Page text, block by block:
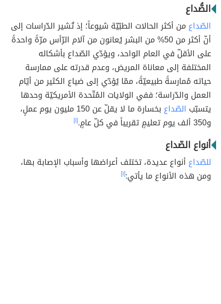
الصُّداع
الصّداع من أكثر الحالات الطبّيّة شيوعاً؛ إذ تُشير الدّراسات إلى
أنّ أكثر من 50% من البشر يُعانون من آلام الرّأس مرّةً واحدةً
على الأقلّ في العام الواحد، ويؤدّي الصّداع بأشكاله
المختلفة إلى معاناة المريض، وعدم قدرته على ممارسة
حياته مُمارسةً طبيعيّةً، ممّا يُؤدّي إلى ضياع الكثير من أيّام
العمل والدّراسة؛ ففي الولايات المُتّحدة الأمريكيّة وحدها
يتسبّب الصّداع
بخسارة ما لا يقلّ عن 150 مليون يوم عملٍ،
و350 ألف يوم تعليمٍ تقريباً في كلّ عامٍ.
[١]
أنواع الصّداع
للصّداع أنواع عديدة، تختلف أعراضها وأسباب الإصابة بها،
ومن هذه الأنواع ما يأتي:[١]